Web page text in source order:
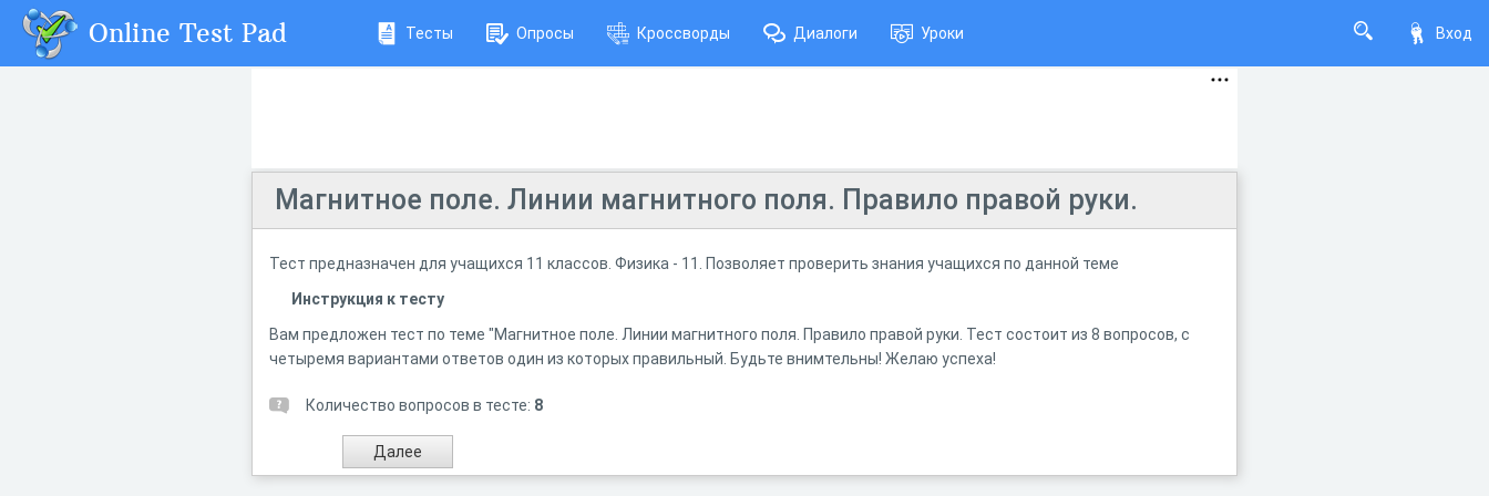
Вход
Online Test Pad Тесты Опросы Кроссворды Диалоги Уроки
Магнитное поле. Линии магнитного поля. Правило правой руки.
Тест предназначен для учащихся 11 классов. Физика - 11. Позволяет проверить знания учащихся по данной теме
Инструкция к тесту
Вам предложен тест по теме "Магнитное поле. Линии магнитного поля. Правило правой руки. Тест состоит из 8 вопросов, с
четыремя вариантами ответов один из которых правильный. Будьте внимтельны! Желаю успеха!
Количество вопросов в тесте: 8